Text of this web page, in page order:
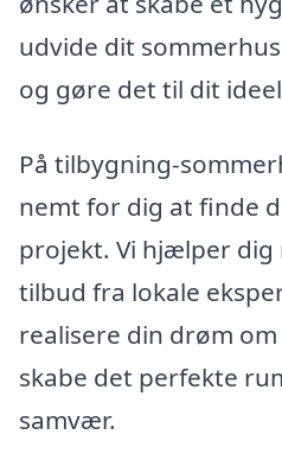
udvide dit
og gøre det til dit
På tilbygning-
nemt for dig at finde
projekt. Vi hjælper dig
tilbud fra lokale
realisere din drøm
skabe det perfekte
samvær.